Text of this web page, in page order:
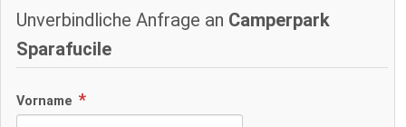
Unverbindliche Anfrage an Camperpark
Sparafucile
Vorname